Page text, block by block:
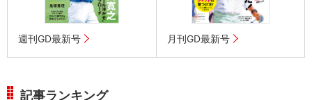
週刊GD最新号 月刊GD最新号
記事ランキング